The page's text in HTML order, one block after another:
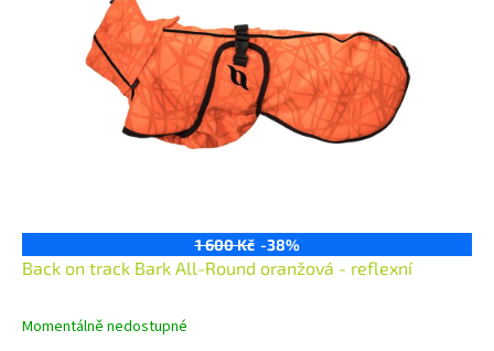
1 600 Kč -38%
Back on track Bark All-Round oranžová - reflexní
Momentálně nedostupné